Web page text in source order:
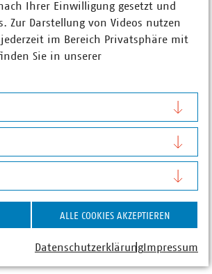
Ihrer Einwilligung gesetzt und
Zur Darstellung von Videos nutzen
im Bereich Privatsphäre mit
Sie in unserer
ALLE COOKIES AKZEPTIEREN
Datenschutzerklärung Impressum